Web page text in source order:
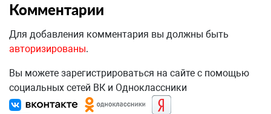
Комментарии
Для добавления комментария вы должны быть
авторизированы.
Вы можете зарегистрироваться на сайте с помощью
социальных сетей ВК и Одноклассники